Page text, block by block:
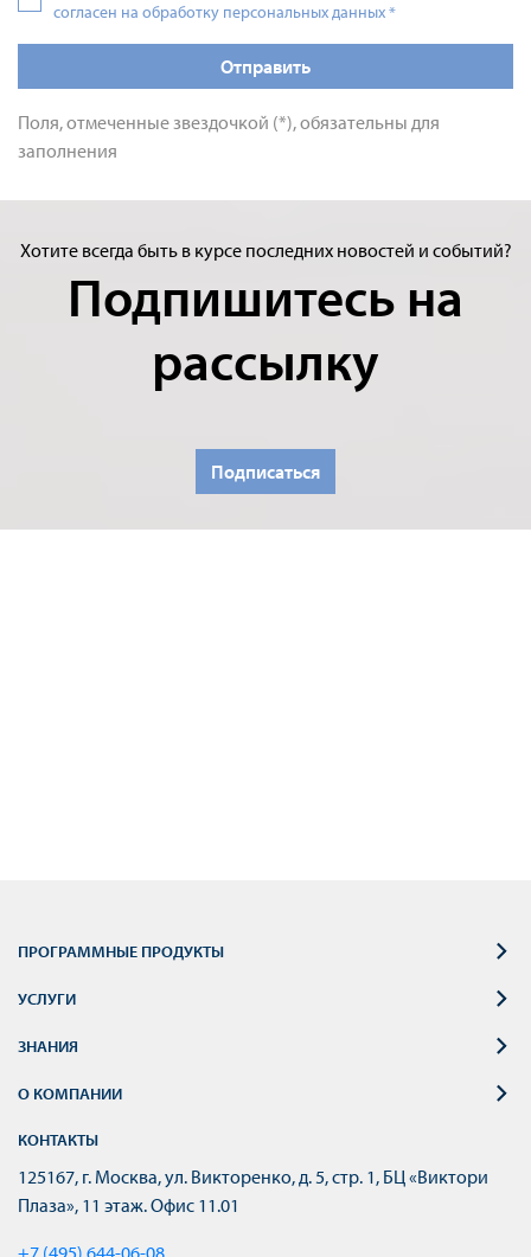
согласен на обработку персональных данных*
Отправить
Поля, отмеченные звездочкой (*), обязательны для
заполнения
Хотите всегда быть в курсе последних новостей и событий?
Подпишитесь на
рассылку
Подписаться
ПРОГРАММНЫЕ ПРОДУКТЫ
УСЛУГИ
ЗНАНИЯ
О КОМПАНИИ
КОНТАКТЫ
125167, г. Москва, ул. Викторенко, д. 5, стр. 1, БЦ «Виктори
Плаза», 11 этаж. Офис 11.01
+7 (495) 644-06-08